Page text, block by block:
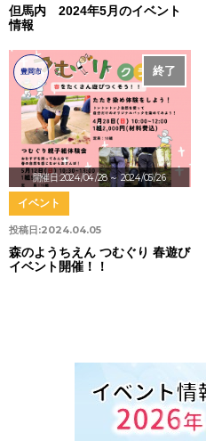
但馬内 2024年5月のイベント
情報
開催日:2024/04/28～ 2024/05/26
終了
豊岡市
投稿日:2024.04.05
イベント
森のようちえん つむぐり 春遊び
イベント開催！！